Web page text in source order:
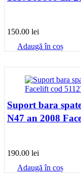
150.00 lei
Adaugă în coș
Suport bara
N47 an 2008
190.00 lei
Adaugă în coș